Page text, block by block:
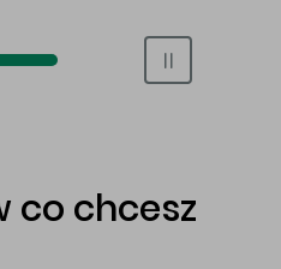
maklerski online
IKE/IKZE
bez swap i prowizji
co chcesz